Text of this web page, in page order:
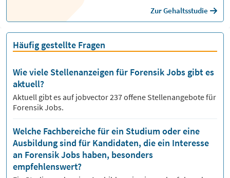
Zur Gehaltsstudie
Häufig gestellte Fragen
Wie viele Stellenanzeigen für Forensik Jobs gibt es
aktuell?
Aktuell gibt es auf jobvector237offene Stellenangebote für
Forensik Jobs.
Welche Fachbereiche für ein Studium oder eine
Ausbildung sind für Kandidaten, die ein Interesse
an Forensik Jobs haben, besonders
empfehlenswert?